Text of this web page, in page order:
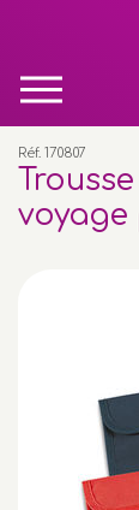
Réf. 170807
voyage